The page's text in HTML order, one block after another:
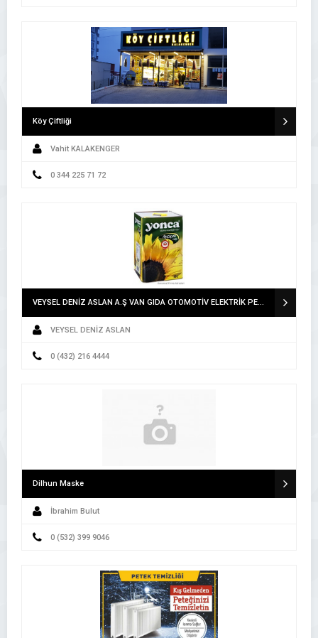
Köy Çiftliği
Vahit KALAKENGER
0 344 225 71 72
VEYSEL DENİZ ASLAN A.Ş VAN GIDA OTOMOTİV ELEKTRİK PETROL ÜRÜNLERİ İNŞAAT TEKSTİL TURİZM İTHALAT İHRACAT SAN.LTD.ŞTİ. A.Ş VAN
VEYSEL DENİZ ASLAN
0 (432) 216 4444
Dilhun Maske
İbrahim Bulut
0 (532) 399 9046